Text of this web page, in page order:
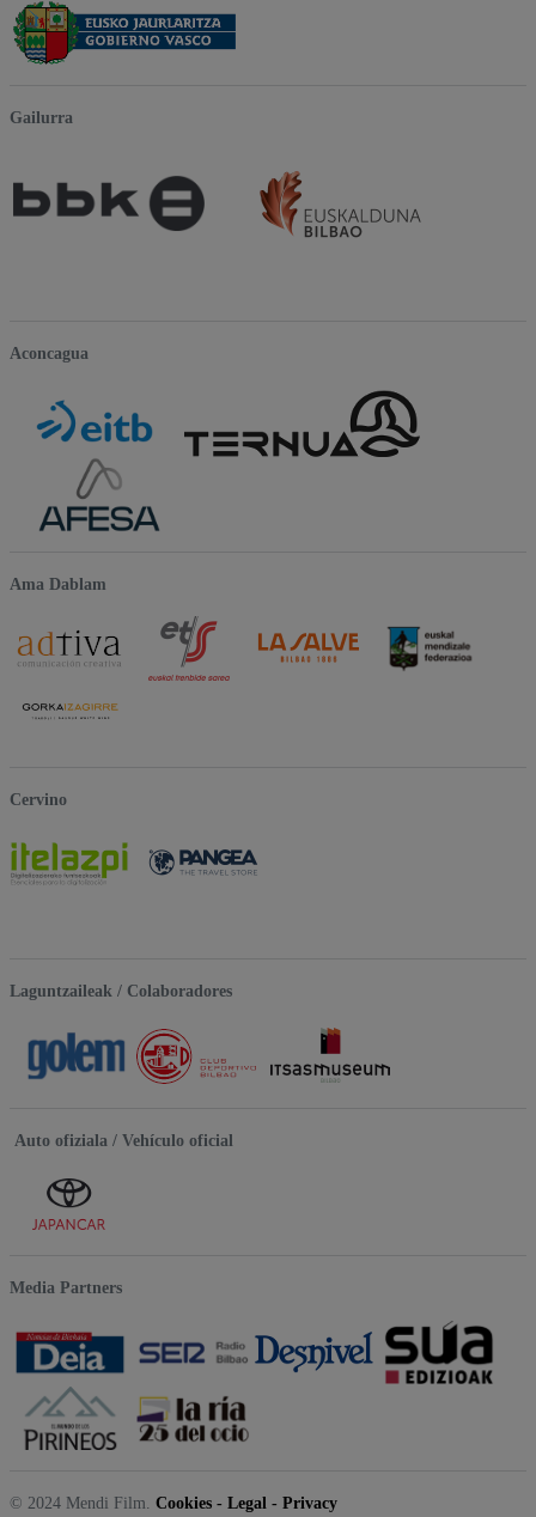
Gailurra
Aconcagua
Ama Dablam
Cervino
Laguntzaileak / Colaboradores
Auto ofiziala / Vehículo oficial
Media Partners
© 2024 Mendi Film. Cookies - Legal - Privacy